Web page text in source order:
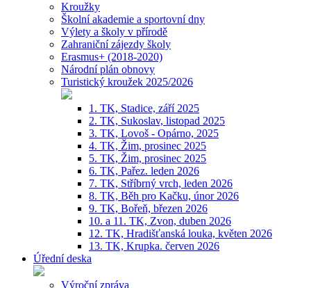
Kroužky
Školní akademie a sportovní dny
Výlety a školy v přírodě
Zahraniční zájezdy školy
Erasmus+ (2018-2020)
Národní plán obnovy
Turistický kroužek 2025/2026
1. TK, Stadice, září 2025
2. TK, Sukoslav, listopad 2025
3. TK, Lovoš - Opárno, 2025
4. TK, Žim, prosinec 2025
5. TK, Žim, prosinec 2025
6. TK, Pařez. leden 2026
7. TK, Stříbrný vrch, leden 2026
8. TK, Běh pro Kačku, únor 2026
9. TK, Bořeň, březen 2026
10. a 11. TK, Zvon, duben 2026
12. TK, Hradišťanská louka, květen 2026
13. TK, Krupka. červen 2026
Úřední deska
Výroční zpráva